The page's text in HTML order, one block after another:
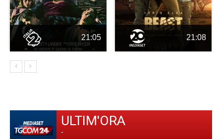
21:05 21:08
ULTIM'ORA
-